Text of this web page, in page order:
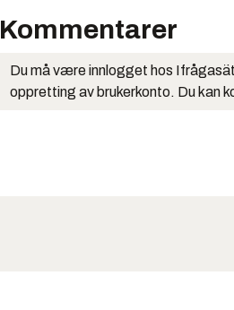
Kommentarer
Du må være innlogget hos
oppretting av brukerkonto. Du kan